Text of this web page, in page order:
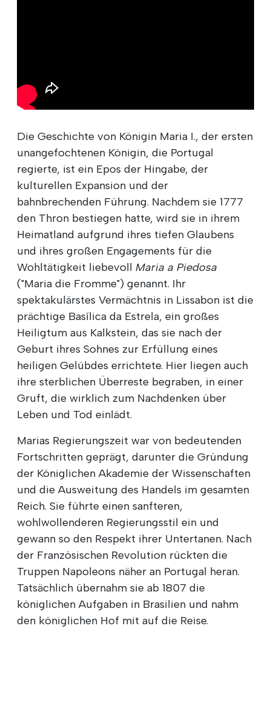
Die Geschichte von Königin Maria I., der ersten
unangefochtenen Königin, die Portugal
regierte, ist ein Epos der Hingabe, der
kulturellen Expansion und der
bahnbrechenden Führung. Nachdem sie 1777
den Thron bestiegen hatte, wird sie in ihrem
Heimatland aufgrund ihres tiefen Glaubens
und ihres großen Engagements für die
Wohltätigkeit liebevoll Maria a Piedosa
("Maria die Fromme") genannt. Ihr
spektakulärstes Vermächtnis in Lissabon ist die
prächtige Basílica da Estrela, ein großes
Heiligtum aus Kalkstein, das sie nach der
Geburt ihres Sohnes zur Erfüllung eines
heiligen Gelübdes errichtete. Hier liegen auch
ihre sterblichen Überreste begraben, in einer
Gruft, die wirklich zum Nachdenken über
Leben und Tod einlädt.
Marias Regierungszeit war von bedeutenden
Fortschritten geprägt, darunter die Gründung
der Königlichen Akademie der Wissenschaften
und die Ausweitung des Handels im gesamten
Reich. Sie führte einen sanfteren,
wohlwollenderen Regierungsstil ein und
gewann so den Respekt ihrer Untertanen. Nach
der Französischen Revolution rückten die
Truppen Napoleons näher an Portugal heran.
Tatsächlich übernahm sie ab 1807 die
königlichen Aufgaben in Brasilien und nahm
den königlichen Hof mit auf die Reise.